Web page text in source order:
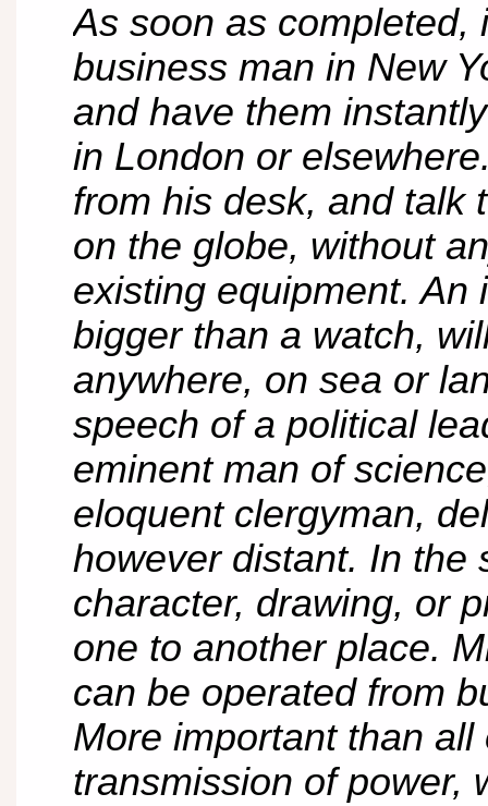
As soon as completed,
business man in New
and have them
in London or
from his desk, and talk
on the globe, without
existing equipment. An
bigger than a watch,
anywhere, on sea or
speech of a political
eminent man of
eloquent clergyman,
however distant. In the
character, drawing, or
one to another place.
can be operated from
More important than
transmission of